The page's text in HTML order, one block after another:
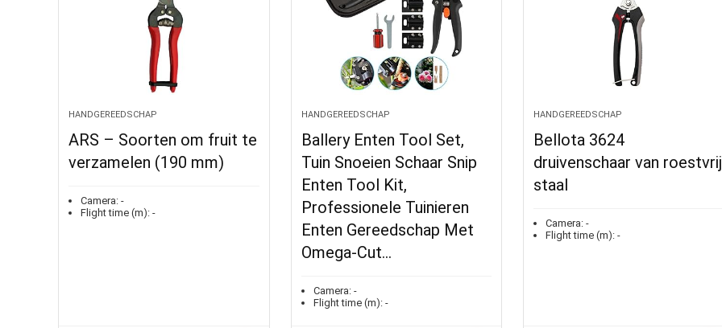
HANDGEREEDSCHAP
ARS – Soorten om fruit te
verzamelen (190 mm)
Camera: -
Flight time (m): -
HANDGEREEDSCHAP
Ballery Enten Tool Set,
Tuin Snoeien Schaar Snip
Enten Tool Kit,
Professionele Tuinieren
Enten Gereedschap Met
Omega-Cut…
Camera:-
Flight time (m):-
HANDGEREEDSCHAP
Bellota 3624
druivenschaar van roestvrij
staal
Camera: -
Flight time (m): -